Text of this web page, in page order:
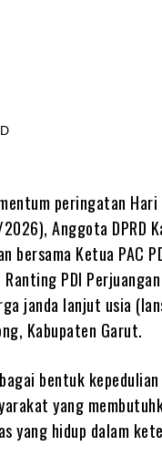
FAKTA.ID
peringatan
Anggota DPRD
bersama Ketua PAC
PDI
janda lanjut usia
Kabupaten Garut.
bentuk
yang
yang hidup dalam